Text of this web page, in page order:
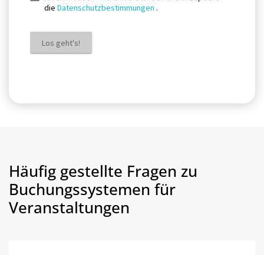
Häufig gestellte Fragen zu
Buchungssystemen für
Veranstaltungen